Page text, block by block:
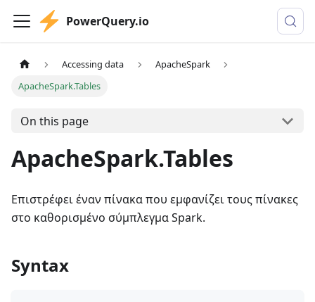
PowerQuery.io
Accessing data
ApacheSpark
ApacheSpark.Tables
On this page
ApacheSpark.Tables
Επιστρέφει έναν πίνακα που εμφανίζει τους πίνακες
στο καθορισμένο σύμπλεγμα Spark.
Syntax